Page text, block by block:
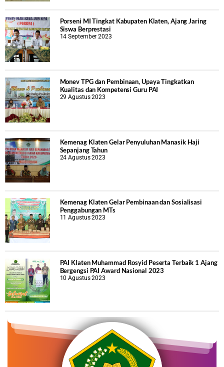
Porseni MI Tingkat Kabupaten Klaten, Ajang Jaring
Siswa Berprestasi
14 September 2023
Monev TPG dan Pembinaan, Upaya Tingkatkan
Kualitas dan Kompetensi Guru PAI
29 Agustus 2023
Kemenag Klaten Gelar Penyuluhan Manasik Haji
Sepanjang Tahun
24 Agustus 2023
Kemenag Klaten Gelar Pembinaan dan Sosialisasi
Penggabungan MTs
11 Agustus 2023
PAI Klaten Muhammad Rosyid Peserta Terbaik 1 Ajang
Bergengsi PAI Award Nasional 2023
10 Agustus 2023